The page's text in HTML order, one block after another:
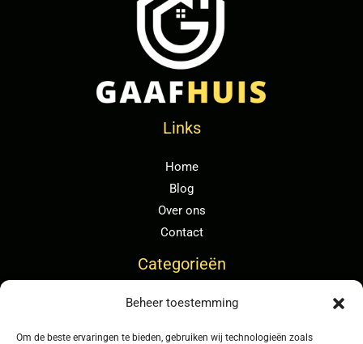
Beheer toestemming
Om de beste ervaringen te bieden, gebruiken wij technologieën zoals
Links
Home
Blog
Over ons
Contact
Categorieën
Algemeen